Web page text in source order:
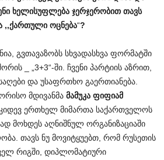
ხელისუფლება ჯერჯერობით თავს
,,ქართული ოცნება“?
გვთავაზობს სხვადასხვა ფორმატში
_ „3+3“-ში. ჩვენი პარტიის აზრით,
და უსაფრთხო გაერთიანება.
მდივანმა მამუკა ფიფიამ
ერთხელ მიმართა საქართველოს
მოხდეს აღნიშნულ ორგანიზაციაში
თავს ნუ მოვიტყუებთ, რომ რუსეთის
რიგში, დიპლომატიური